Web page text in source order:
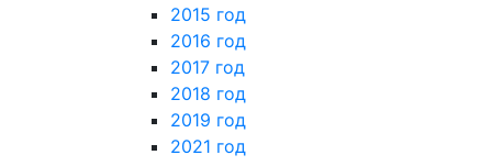
2015 год
2016 год
2017 год
2018 год
2019 год
2021 год